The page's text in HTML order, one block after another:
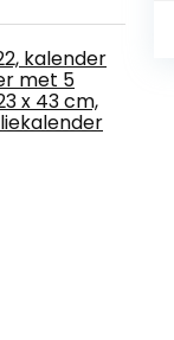
kalender
met 5
x 43 cm,